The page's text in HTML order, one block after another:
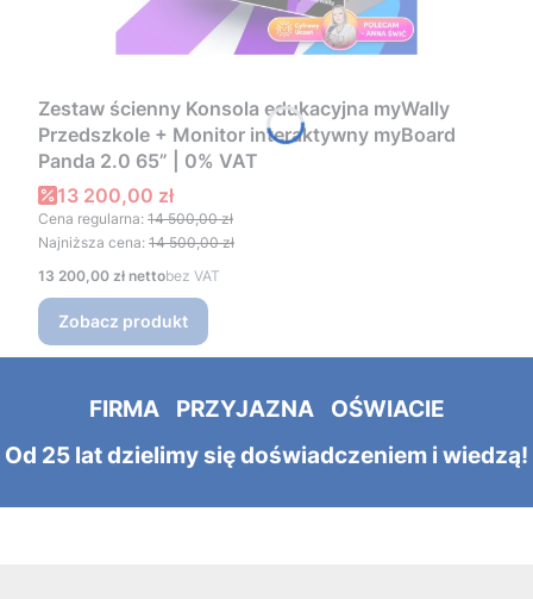
Zestaw ścienny Konsola edukacyjna myWally
Przedszkole + Monitor interaktywny myBoard
Panda 2.0 65” | 0% VAT
Cena promocyjna
13 200,00 zł
Cena regularna: 14 500,00 zł
Najniższa cena: 14 500,00 zł
Cena
13 200,00 zł bez VAT
Zobacz produkt
FIRMA PRZYJAZNA OŚWIACIE
Od 25 lat dzielimy się doświadczeniem i wiedzą!